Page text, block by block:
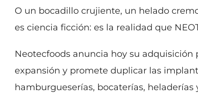
O un bocadillo crujiente, un helado
es ciencia ficción: es la realidad que
Neotecfoods anuncia hoy su
expansión y promete duplicar las
hamburgueserías, bocaterías, heladerías